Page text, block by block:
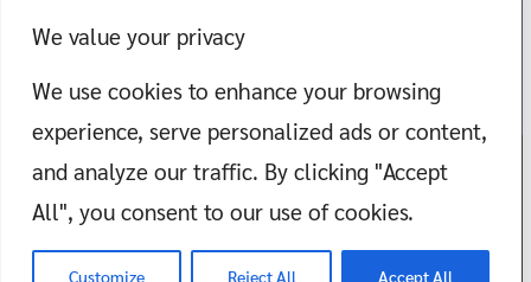
We value your privacy
We use cookies to enhance your browsing
experience, serve personalized ads or content,
and analyze our traffic. By clicking "Accept
All", you consent to our use of cookies.
Customize Reject All Accept All
Copyright © 2026แก๊งสายชิลล์ พากิน พาเที่ยว ทะเล ภูเขา วัด สอนว่าย
Theme:
ColorMag by ThemeGrill. Powered by WordPress